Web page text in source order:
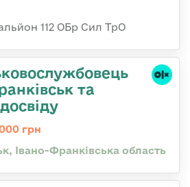
112 ОБр Сил ТрО
та
грн
Івано-Франківська область